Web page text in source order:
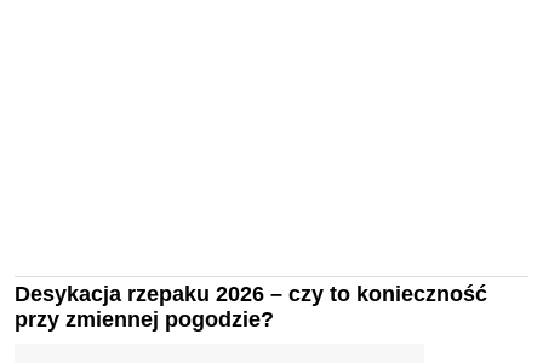
Desykacja rzepaku 2026 – czy to konieczność
przy zmiennej pogodzie?